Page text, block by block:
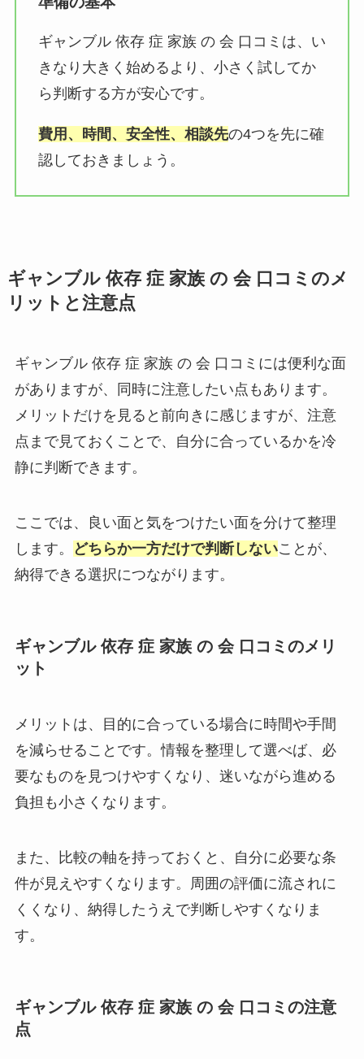
ギャンブル 依存 症 家族 の 会 口コミは、い
きなり大きく始めるより、小さく試してか
ら判断する方が安心です。
費用、時間、安全性、相談先の4つを先に確
認しておきましょう。
ギャンブル 依存 症 家族 の 会 口コミのメ
リットと注意点
ギャンブル 依存 症 家族 の 会 口コミには便利な面
がありますが、同時に注意したい点もあります。
メリットだけを見ると前向きに感じますが、注意
点まで見ておくことで、自分に合っているかを冷
静に判断できます。
ここでは、良い面と気をつけたい面を分けて整理
します。
どちらか一方だけで判断しないことが、
納得できる選択につながります。
ギャンブル 依存 症 家族 の 会 口コミのメリ
ット
メリットは、目的に合っている場合に時間や手間
を減らせることです。情報を整理して選べば、必
要なものを見つけやすくなり、迷いながら進める
負担も小さくなります。
また、比較の軸を持っておくと、自分に必要な条
件が見えやすくなります。周囲の評価に流されに
くくなり、納得したうえで判断しやすくなりま
す。
ギャンブル 依存 症 家族 の 会 口コミの注意
点